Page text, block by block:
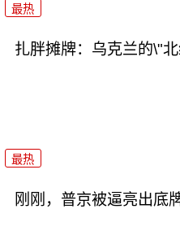
最热
扎胖摊牌：乌克兰的\"
最热
刚刚，普京被逼亮出底